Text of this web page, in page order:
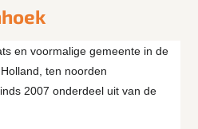
en voormalige gemeente in de
ten noorden
2007 onderdeel uit van de